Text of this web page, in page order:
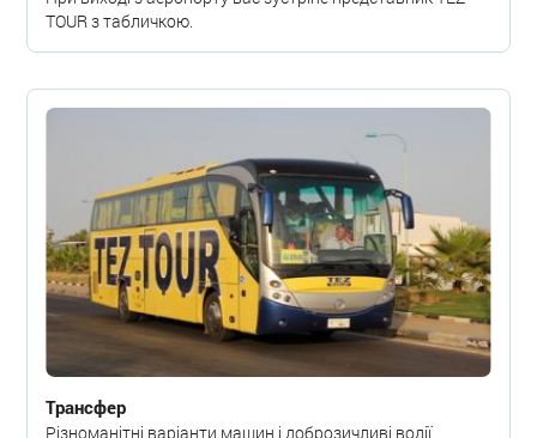
TOUR з табличкою.
Трансфер
Різноманітні варіанти машин і доброзичливі водії